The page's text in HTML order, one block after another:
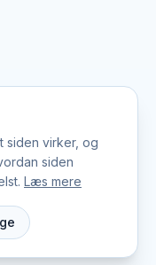
45785025
siden virker, og
siden
Læs mere